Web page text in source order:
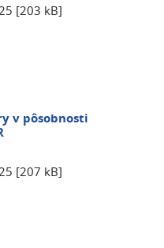
[203 kB]
v pôsobnosti
[207 kB]